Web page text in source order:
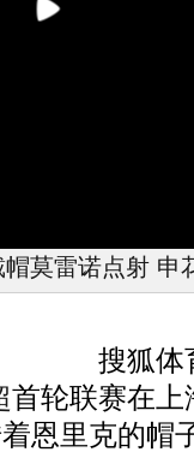
莫雷诺点射 申
搜狐体
首轮联赛在上
恩里克的帽